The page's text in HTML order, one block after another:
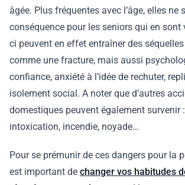
âgée. Plus fréquentes avec l’âge, elles ne
conséquence pour les seniors qui en sont
ci peuvent en effet entraîner des
comme une fracture, mais aussi
confiance, anxiété à l’idée de rechuter,
isolement social. A noter que d’autres
domestiques peuvent également survenir
intoxication, incendie, noyade…
Pour se prémunir de ces dangers pour la
est important de changer vos habitudes